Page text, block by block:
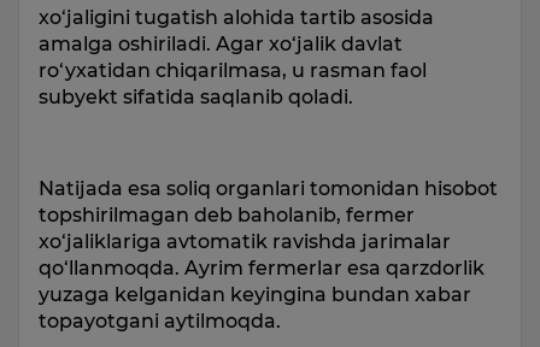
xo‘jaligini tugatish alohida tartib asosida
amalga oshiriladi. Agar xo‘jalik davlat
ro‘yxatidan chiqarilmasa, u rasman faol
subyekt sifatida saqlanib qoladi.
Natijada esa soliq organlari tomonidan hisobot
topshirilmagan deb baholanib, fermer
xo‘jaliklariga avtomatik ravishda jarimalar
qo‘llanmoqda. Ayrim fermerlar esa qarzdorlik
yuzaga kelganidan keyingina bundan xabar
topayotgani aytilmoqda.